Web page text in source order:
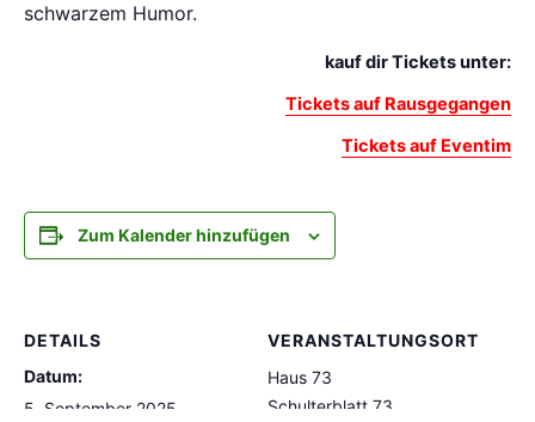
schwarzem Humor.
kauf dir Tickets unter:
Tickets auf Rausgegangen
Tickets auf Eventim
Zum Kalender hinzufügen
DETAILS
Datum:
5. September 2025
VERANSTALTUNGSORT
Haus 73
Schulterblatt 73